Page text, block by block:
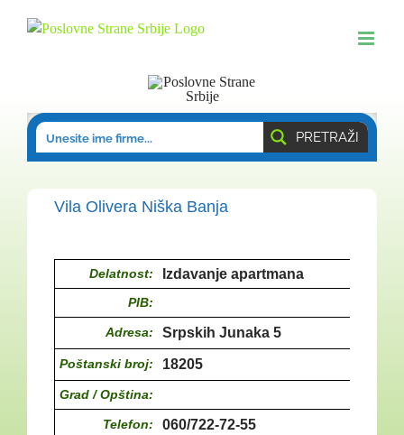
PRETRAŽI
Vila Olivera Niška Banja
Delatnost: Izdavanje apartmana
PIB:
Adresa: Srpskih Junaka 5
Poštanski broj: 18205
Grad / Opština:
Telefon: 060/722-72-55